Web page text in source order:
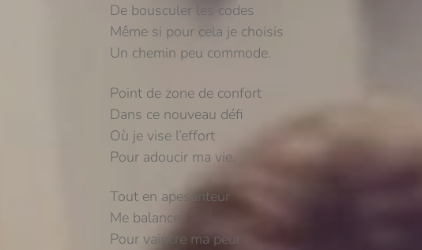
De bousculer les codes
Même si pour cela je choisis
Un chemin peu commode.
Point de zone de confort
Dans ce nouveau défi
Où je vise l’effort
Pour adoucir ma vie.
Tout en apesanteur
Me balancer
Pour vaincre ma peur